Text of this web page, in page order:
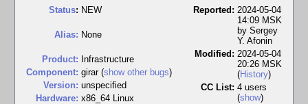
Status: NEW
Alias: None
Product: Infrastructure
Component: girar (show other bugs)
Version: unspecified
Hardware: x86_64 Linux
Reported: 2024-05-04
14:09 MSK
by Sergey
Y. Afonin
Modified: 2024-05-04
20:26 MSK
(History)
CC List: 4 users
(show)